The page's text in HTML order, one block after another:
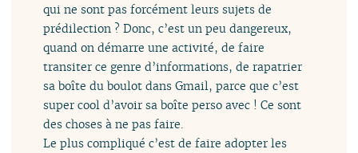
qui ne sont pas forcément leurs sujets de
prédilection ? Donc, c’est un peu dangereux,
quand on démarre une activité, de faire
transiter ce genre d’informations, de rapatrier
sa boîte du boulot dans Gmail, parce que c’est
super cool d’avoir sa boîte perso avec ! Ce sont
des choses à ne pas faire.
Le plus compliqué c’est de faire adopter les